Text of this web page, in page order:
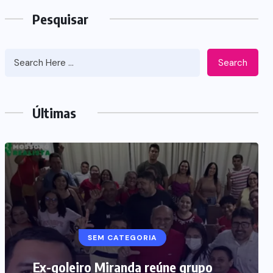
Pesquisar
Search
Últimas
SEM CATEGORIA
Justiça do RN condena plataforma
digital por suspender conta
comercial de empreendedor sem